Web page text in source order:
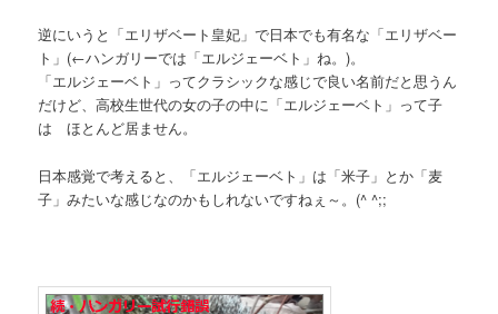
逆にいうと「エリザベート皇妃」で日本でも有名な「エリザベー
ト」(←ハンガリーでは「エルジェーベト」ね。)。
「エルジェーベト」ってクラシックな感じで良い名前だと思うん
だけど、高校生世代の女の子の中に「エルジェーベト」って子
は ほとんど居ません。
日本感覚で考えると、「エルジェーベト」は「米子」とか「麦
子」みたいな感じなのかもしれないですねぇ～。(^ ^;;